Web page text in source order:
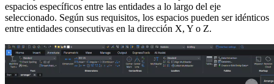
espacios específicos entre las entidades a lo largo del eje
seleccionado. Según sus requisitos, los espacios pueden ser idénticos
entre entidades consecutivas en la dirección X, Y o Z.